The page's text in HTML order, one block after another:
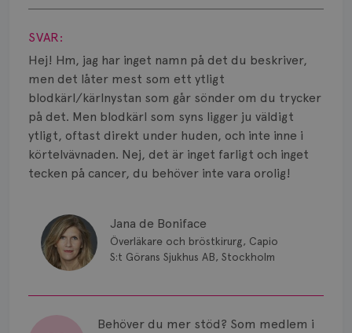
Visa svar
SVAR:
Hej! Hm, jag har inget namn på det du beskriver,
men det låter mest som ett ytligt
blodkärl/kärlnystan som går sönder om du trycker
på det. Men blodkärl som syns ligger ju väldigt
ytligt, oftast direkt under huden, och inte inne i
körtelvävnaden. Nej, det är inget farligt och inget
tecken på cancer, du behöver inte vara orolig!
Jana de Boniface
Överläkare och bröstkirurg, Capio
S:t Görans Sjukhus AB, Stockholm
Behöver du mer stöd? Som medlem i
Vätska